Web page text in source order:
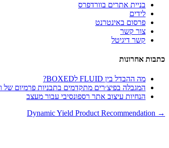
בניית אתרים בוורדפרס
לידים
פרסום באינטרנט
צור קשר
קשר דיגיטל
כתבות אחרונות
מה ההבדל בין FLUID לBOXED?
המגבלה בפיצ׳רים מתקדמים בתבניות פרמיום של
הנחיות עיצוב אתר רספונסיבי עבור מעצב
→